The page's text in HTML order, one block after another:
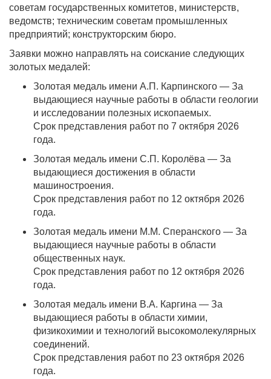
советам государственных комитетов, министерств,
ведомств; техническим советам промышленных
предприятий; конструкторским бюро.
Заявки можно направлять на соискание следующих
золотых медалей:
Золотая медаль имени А.П. Карпинского — За
выдающиеся научные работы в области геологии
и исследовании полезных ископаемых.
Срок представления работ по 7 октября 2026
года.
Золотая медаль имени С.П. Королёва — За
выдающиеся достижения в области
машиностроения.
Срок представления работ по 12 октября 2026
года.
Золотая медаль имени М.М. Сперанского — За
выдающиеся научные работы в области
общественных наук.
Срок представления работ по 12 октября 2026
года.
Золотая медаль имени В.А. Каргина — За
выдающиеся работы в области химии,
физикохимии и технологий высокомолекулярных
соединений.
Срок представления работ по 23 октября 2026
года.